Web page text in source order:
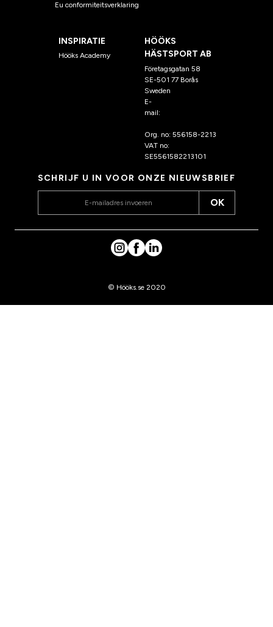
Eu conformiteitsverklaring
INSPIRATIE
Hööks Academy
HÖÖKS
HÄSTSPORT AB
Företagsgatan 58
SE-501 77 Borås
Sweden
E-
mail:
Org. no: 556158-2213
VAT no:
SE5561582213101
SCHRIJF U IN VOOR ONZE NIEUWSBRIEF
OK
© Hööks.se 2020